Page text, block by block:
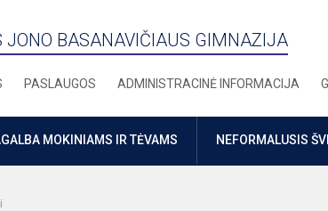
JONO BASANAVIČIAUS GIMNAZIJA
PASLAUGOS ADMINISTRACINĖ INFORMACIJA
MOKINIAMS IR TĖVAMS NEFORMALUSIS